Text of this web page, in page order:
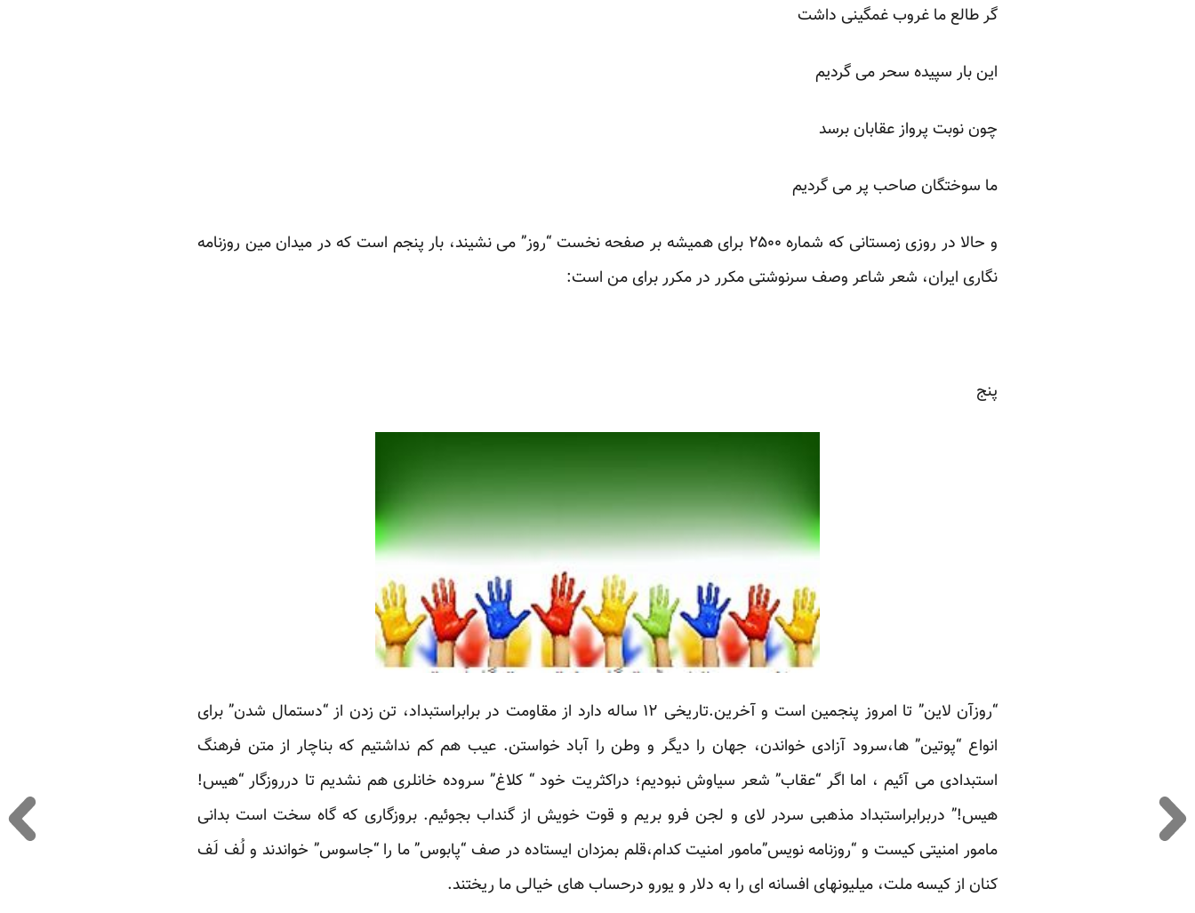
گر طالع ما غروب غمگینی داشت
این بار سپیده سحر می گردیم
چون نوبت پرواز عقابان برسد
ما سوختگان صاحب پر می گردیم
و حالا در روزی زمستانی که شماره ۲۵۰۰ برای همیشه بر صفحه نخست “روز” می نشیند، بار پنجم است که در میدان مین روزنامه
نگاری ایران، شعر شاعر وصف سرنوشتی مکرر در مکرر برای من است:
پنج
“روزآن لاین” تا امروز پنجمین است و آخرین.تاریخی ۱۲ ساله دارد از مقاومت در برابراستبداد، تن زدن از “دستمال شدن” برای
انواع “پوتین” ها،سرود آزادی خواندن، جهان را دیگر و وطن را آباد خواستن. عیب هم کم نداشتیم که بناچار از متن فرهنگ
استبدادی می آئیم ، اما اگر “عقاب” شعر سیاوش نبودیم؛ دراکثریت خود “ کلاغ” سروده خانلری هم نشدیم تا درروزگار “هیس!
هیس!” دربرابراستبداد مذهبی سردر لای و لجن فرو بریم و قوت خویش از گنداب بجوئیم. بروزگاری که گاه سخت است بدانی
مامور امنیتی کیست و “روزنامه نویس”مامور امنیت کدام،قلم بمزدان ایستاده در صف “پابوس” ما را “جاسوس” خواندند و لُف لَف
کنان از کیسه ملت، میلیونهای افسانه ای را به دلار و یورو درحساب های خیالی ما ریختند.